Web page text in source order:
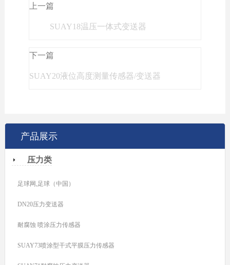
上一篇
SUAY18温压一体式变送器
下一篇
SUAY20液位高度测量传感器/变送器
产品展示
压力类
足球网,足球（中国）
DN20压力变送器
耐腐蚀 喷涂压力传感器
SUAY73喷涂型干式平膜压力传感器